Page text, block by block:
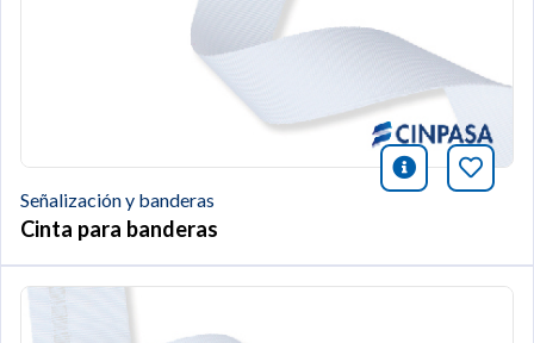
icono
Señalización y banderas
Cinta para banderas